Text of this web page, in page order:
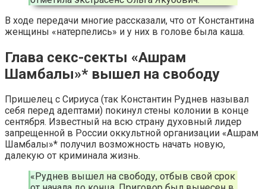
В ходе передачи многие рассказали, что от Константина
женщины «натерпелись» и у них в голове была каша.
Глава секс-секты «Ашрам
Шамбалы»* вышел на свободу
Пришелец с Сириуса (так Константин Руднев называл
себя перед адептами) покинул стены колонии в конце
сентября. Известный на всю страну духовный лидер
запрещенной в России оккультной организации «Ашрам
Шамбалы»* получил возможность начать новую,
далекую от криминала жизнь.
«Руднев вышел на свободу, отбыв свой срок